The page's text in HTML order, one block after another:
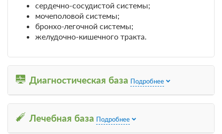
Джуниор Сюит
Две односпальных кровати
Телевизор
сердечно-сосудистой системы;
мочеполовой системы;
бронхо-легочной системы;
желудочно-кишечного тракта.
Диагностическая база Подробнее
Лечебная база Подробнее